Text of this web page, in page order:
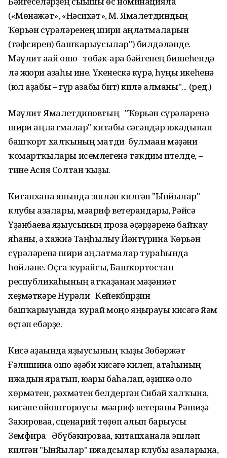
(«Мөнәжәт», «Нәсихәт», М. Ямалетдиндың
Ҡөрьән сүрәләренең шиғри аңлатмаларын
(тәфсирен) башҡарыусылар") билдәләнде.
Мәүлит ағай ошо төбәк-ара бәйгенең бишеһендә
лә жюри ағзаһы ине. Үкенескә күрә, һуңғы икеһенә
(юл аҙабы – гүр ғазабы бит) килә алманы"... (ред.)
Мәүлит Ямалетдиновтың "Ҡөрьән сүрәләренә
шиғри аңлатмалар" китабы сәсәндәр ижадынан
башҡорт халҡының матди булмаған мәҙәни
ҡомартҡылары исемлегенә тәҡдим ителде, –
тине Асия Солтан ҡыҙы.
Китапхана янында эшләп килгән "Ынйылар"
клубы ағзалары, мәғариф ветерандары, Рәйсә
Үҙәнбаева яҙыусының проза әҫәрҙәренә байҡау
яһаны, ә хажиә Таңһылыу Йәнтүрина Ҡөрьән
сүрәләренә шиғри аңлатмалар тураһында
һөйләне. Оҫта ҡурайсы, Башҡортостан
республикаһының атҡаҙанған мәҙәниәт
хеҙмәткәре Нурғәли Кейекбирҙин
башҡарыуында ҡурай моңо яңғырауы кисәгә йәм
өҫтәп ебәрҙе.
Кисә аҙағында яҙыусының ҡыҙы Зөбәржәт
Ғәлишина ошо әҙәби кисәгә килеп, атаһының
ижадын яратып, юғары баһалап, әҙипкә оло
хөрмәтен, рәхмәтен белдергән Сибай халҡына,
кисәне ойоштороусы мәғариф ветераны Рәшиҙә
Закироваға, сценарий төҙөп алып барыусы
Земфира Әбүбәкироваға, китапханала эшләп
килгән "Ынйылар" ижадсылар клубы ағзаларына,